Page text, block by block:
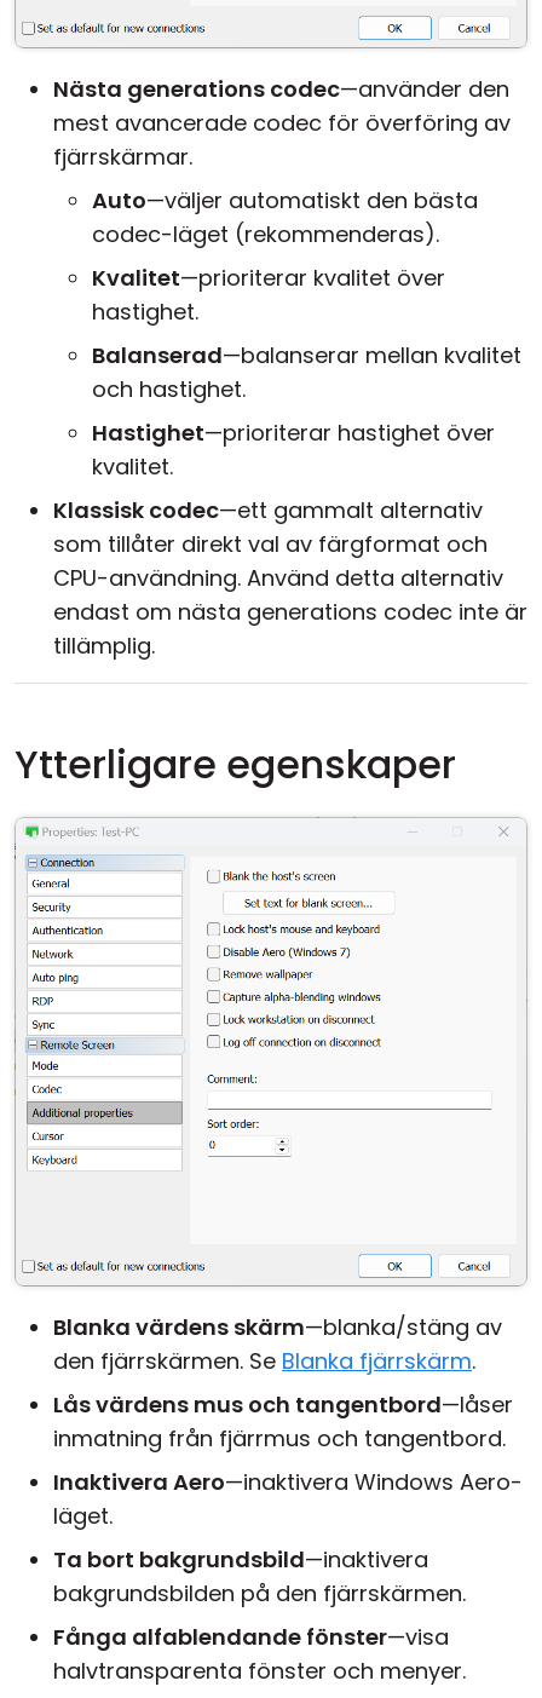
Nästa generations codec—använder den
mest avancerade codec för överföring av
fjärrskärmar.
Auto—väljer automatiskt den bästa
codec-läget (rekommenderas).
Kvalitet—prioriterar kvalitet över
hastighet.
Balanserad—balanserar mellan kvalitet
och hastighet.
Hastighet—prioriterar hastighet över
kvalitet.
Klassisk codec—ett gammalt alternativ
som tillåter direkt val av färgformat och
CPU-användning. Använd detta alternativ
endast om nästa generations codec inte är
tillämplig.
Ytterligare egenskaper
Blanka värdens skärm—blanka/stäng av
den fjärrskärmen. Se Blanka fjärrskärm.
Lås värdens mus och tangentbord—låser
inmatning från fjärrmus och tangentbord.
Inaktivera Aero—inaktivera Windows Aero-
läget.
Ta bort bakgrundsbild—inaktivera
bakgrundsbilden på den fjärrskärmen.
Fånga alfablendande fönster—visa
halvtransparenta fönster och menyer.